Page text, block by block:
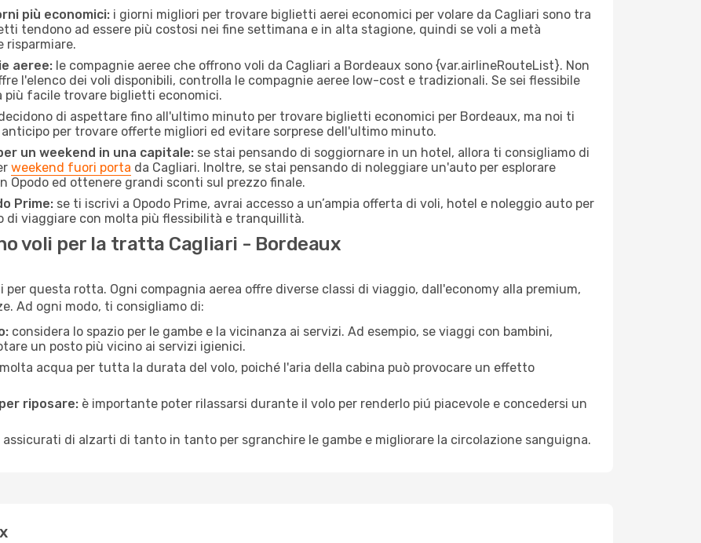
più economici: i giorni migliori per trovare biglietti aerei economici per volare da Cagliari sono tra
tendono ad essere più costosi nei fine settimana e in alta stagione, quindi se voli a metà
risparmiare.
aeree: le compagnie aeree che offrono voli da Cagliari a Bordeaux sono {​var.airlineRouteList}. Non
l'elenco dei voli disponibili, controlla le compagnie aeree low-cost e tradizionali. Se sei flessibile
facile trovare biglietti economici.
di aspettare fino all'ultimo minuto per trovare biglietti economici per Bordeaux, ma noi ti
per trovare offerte migliori ed evitare sorprese dell'ultimo minuto.
un weekend in una capitale: se stai pensando di soggiornare in un hotel, allora ti consigliamo di
weekend fuori porta da Cagliari. Inoltre, se stai pensando di noleggiare un'auto per esplorare
Opodo ed ottenere grandi sconti sul prezzo finale.
Prime: se ti iscrivi a Opodo Prime, avrai accesso a un’ampia offerta di voli, hotel e noleggio auto per
viaggiare con molta più flessibilità e tranquillità.
voli per la tratta Cagliari - Bordeaux
questa rotta. Ogni compagnia aerea offre diverse classi di viaggio, dall'economy alla premium,
Ad ogni modo, ti consigliamo di:
considera lo spazio per le gambe e la vicinanza ai servizi. Ad esempio, se viaggi con bambini,
un posto più vicino ai servizi igienici.
acqua per tutta la durata del volo, poiché l'aria della cabina può provocare un effetto
riposare: è importante poter rilassarsi durante il volo per renderlo piú piacevole e concedersi un
assicurati di alzarti di tanto in tanto per sgranchire le gambe e migliorare la circolazione sanguigna.